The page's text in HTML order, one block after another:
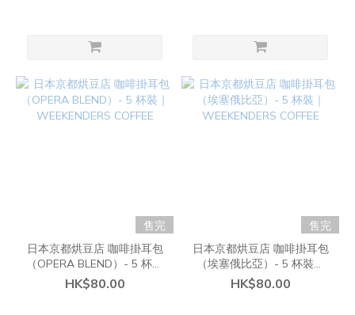
售完
日本京都烘豆店 咖啡掛耳包
（OPERA BLEND）- 5 杯裝
｜WEEKENDERS COFFEE
HK$80.00
售完
日本京都烘豆店 咖啡掛耳包
（埃塞俄比亞）- 5 杯裝｜
WEEKENDERS COFFEE
HK$80.00